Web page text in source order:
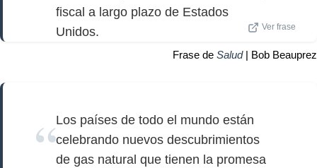
fiscal a largo plazo de Estados
Unidos.
Ver frase
Frase de Salud| Bob Beauprez
Los países de todo el mundo están
celebrando nuevos descubrimientos
de gas natural que tienen la promesa